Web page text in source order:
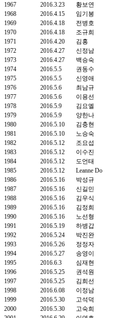
1967
2016.3.23
황보연
1968
2016.4.15
임기봉
1969
2016.4.18
전병호
1970
2016.4.18
조규희
1971
2016.4.20
김홍
1972
2016.4.27
신정남
1973
2016.4.27
백승숙
1974
2016.5.5
권동수
1975
2016.5.5
신영애
1976
2016.5.6
최남규
1977
2016.5.6
이용선
1978
2016.5.9
김요엘
1979
2016.5.9
양한나
1980
2016.5.10
김충현
1981
2016.5.10
노승숙
1982
2016.5.12
조요섭
1983
2016.5.12
이수진
1984
2016.5.12
도언태
1985
2016.5.12
Leanne Do
1986
2016.5.16
박성규
1987
2016.5.16
신길민
1988
2016.5.16
김우식
1989
2016.5.16
김정희
1990
2016.5.16
노선형
1991
2016.5.19
하병갑
1992
2016.5.24
박진완
1993
2016.5.26
정정자
1994
2016.5.27
송영이
1995
2016.6.3
심재현
1996
2016.5.25
권석원
1997
2016.5.25
김희선
1998
2016.6.08
이정남
1999
2016.5.30
고석덕
2000
2016.5.30
고숙희